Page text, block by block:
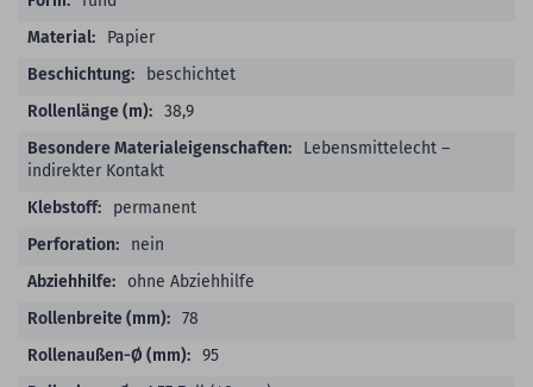
Papier
beschichtet
38,9
Lebensmittelecht –
indirekter Kontakt
permanent
nein
ohne Abziehhilfe
78
95